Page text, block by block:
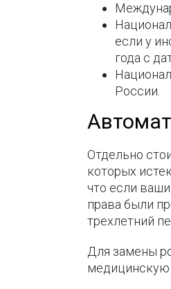
если у
года с
России.
Отдельно
которых
что если
права были
трехлетний
Для замены
медицинскую